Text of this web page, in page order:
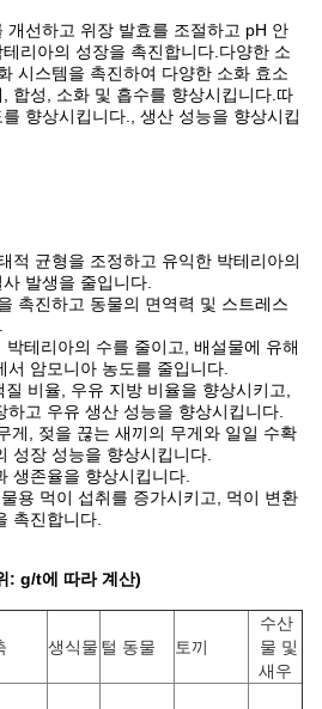
개선하고 위장 발효를 조절하고 pH 안
리아의 성장을 촉진합니다.다양한 소
시스템을 촉진하여 다양한 소화 효소
합성, 소화 및 흡수를 향상시킵니다.따
향상시킵니다., 생산 성능을 향상시킵
적 균형을 조정하고 유익한 박테리아의
발생을 줄입니다.
촉진하고 동물의 면역력 및 스트레스
테리아의 수를 줄이고, 배설물에 유해
암모니아 농도를 줄입니다.
비율, 우유 지방 비율을 향상시키고,
고 우유 생산 성능을 향상시킵니다.
게, 젖을 끊는 새끼의 무게와 일일 수확
성장 성능을 향상시킵니다.
생존율을 향상시킵니다.
용 먹이 섭취를 증가시키고, 먹이 변환
촉진합니다.
: g/t에 따라 계산)
생식물 털 동물 토끼
수산
물 및
새우